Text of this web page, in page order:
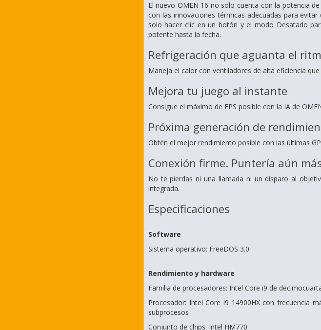
El nuevo OMEN 16 no solo cuenta con la potencia
con las innovaciones térmicas adecuadas para
solo hacer clic en un botón y el modo Desatado
potente hasta la fecha.
Refrigeración que aguanta el
Maneja el calor con ventiladores de alta eficiencia
Mejora tu juego al instante
Consigue el máximo de FPS posible con la IA de
Próxima generación de
Obtén el mejor rendimiento posible con las últimas
Conexión firme. Puntería aún
No te pierdas ni una llamada ni un disparo al
integrada.
Especificaciones
Software
Sistema operativo: FreeDOS 3.0
Rendimiento y hardware
Familia de procesadores: Intel Core i9 de
Procesador: Intel Core i9 14900HX con frecuencia
subprocesos
Conjunto de chips: Intel HM770